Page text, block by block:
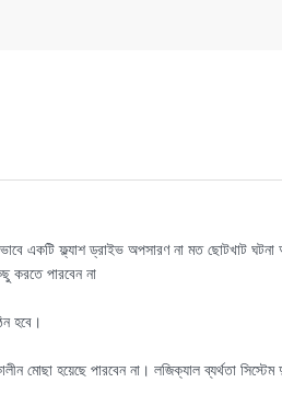
একটি ফ্ল্যাশ ড্রাইভ অপসারণ না মত ছোটখাট
করতে পারবেন না
হবে।
হয়েছে পারবেন না। লজিক্যাল ব্যর্থতা সিস্টেম